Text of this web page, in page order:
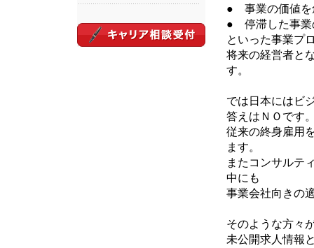
● 事業の価値を
● 停滞した事業
といった事業プ
将来の経営者と
す。
では日本にはビ
答えはＮＯです
従来の終身雇用
ます。
またコンサルテ
中にも
事業会社向きの
そのような方々
未公開求人情報